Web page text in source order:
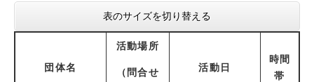
表のサイズを切り替える
団体名
活動場所
（問合せ
活動日
時間
帯